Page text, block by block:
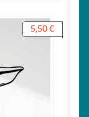
5,50 €